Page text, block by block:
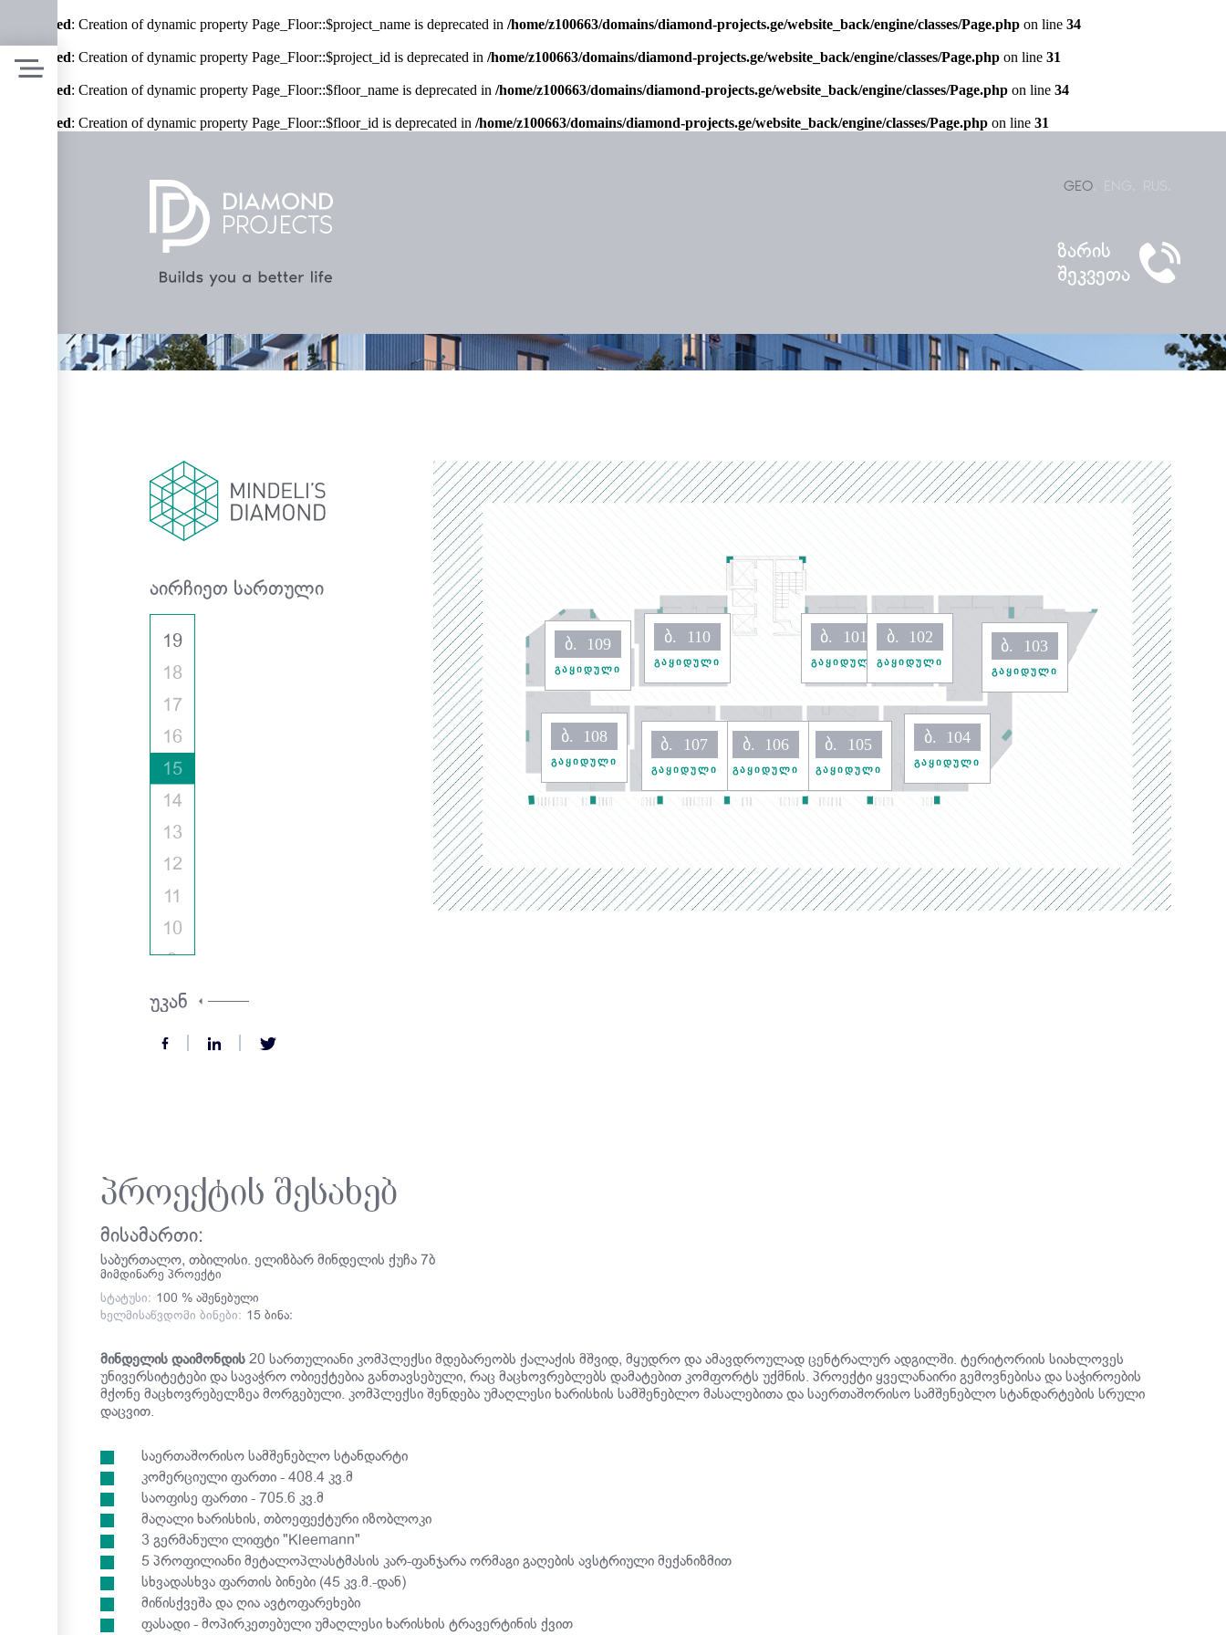
Deprecated: Creation of dynamic property Page_Floor::$project_name is deprecated in /home/z100663/domains/diamond-projects.ge/website_back/engine/classes/Page.php on line 34
Deprecated: Creation of dynamic property Page_Floor::$project_id is deprecated in /home/z100663/domains/diamond-projects.ge/website_back/engine/classes/Page.php on line 31
Deprecated: Creation of dynamic property Page_Floor::$floor_name is deprecated in /home/z100663/domains/diamond-projects.ge/website_back/engine/classes/Page.php on line 34
Deprecated: Creation of dynamic property Page_Floor::$floor_id is deprecated in /home/z100663/domains/diamond-projects.ge/website_back/engine/classes/Page.php on line 31
ENG RUS
ზარის
შეკვეთა
GEO
GEO ENG RUS
აირჩიეთ სართული
19
18
17
16
15სართული
14
13
12
11
10
9
8
1
უკან
ბ. 101
გაყიდული
ბ. 102
გაყიდული
ბ. 103
გაყიდული
ბ. 104
გაყიდული
ბ. 105
გაყიდული
ბ. 106
გაყიდული
ბ. 107
გაყიდული
ბ. 108
გაყიდული
ბ. 109
გაყიდული
ბ. 110
გაყიდული
პროექტის შესახებ
მისამართი:
საბურთალო, თბილისი. ელიზბარ მინდელის ქუჩა 7ბ
მიმდინარე პროექტი
სტატუსი: 100 % აშენებული
ხელმისაწვდომი ბინები: 15 ბინა:
მინდელის დაიმონდის20 სართულიანი კომპლექსი მდებარეობს ქალაქის მშვიდ, მყუდრო და ამავდროულად ცენტრალურ ადგილში. ტერიტორიის სიახლოვეს
უნივერსიტეტები და სავაჭრო ობიექტებია განთავსებული, რაც მაცხოვრებლებს დამატებით კომფორტს უქმნის. პროექტი ყველანაირი გემოვნებისა და საჭიროების
მქონე მაცხოვრებელზეა მორგებული. კომპლექსი შენდება უმაღლესი ხარისხის სამშენებლო მასალებითა და საერთაშორისო სამშენებლო სტანდარტების სრული
დაცვით.
საერთაშორისო სამშენებლო სტანდარტი
კომერციული ფართი - 408.4 კვ.მ
საოფისე ფართი - 705.6 კვ.მ
მაღალი ხარისხის, თბოეფექტური იზობლოკი
3 გერმანული ლიფტი "Kleemann"
5 პროფილიანი მეტალოპლასტმასის კარ-ფანჯარა ორმაგი გაღების ავსტრიული მექანიზმით
სხვადასხვა ფართის ბინები (45 კვ.მ.-დან)
მიწისქვეშა და ღია ავტოფარეხები
ფასადი - მოპირკეთებული უმაღლესი ხარისხის ტრავერტინის ქვით